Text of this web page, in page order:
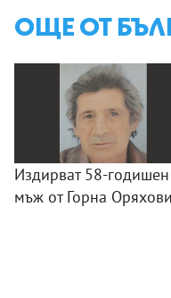
ОЩЕ ОТ
Издирват 58-годишен
мъж от Горна